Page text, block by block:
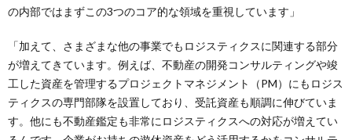
の内部ではまずこの3つのコア的な領域を重視しています」
「加えて、さまざまな他の事業でもロジスティクスに関連する部分
が増えてきています。例えば、不動産の開発コンサルティングや竣
工した資産を管理するプロジェクトマネジメント（PM）にもロジス
ティクスの専門部隊を設置しており、受託資産も順調に伸びていま
す。他にも不動産鑑定も非常にロジスティクスへの対応が増えてい